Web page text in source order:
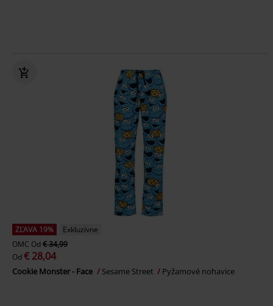
ZĽAVA 19%
Exkluzívne
OMC Od € 34,99
Od € 28,04
Cookie Monster - Face Sesame Street Pyžamové nohavice